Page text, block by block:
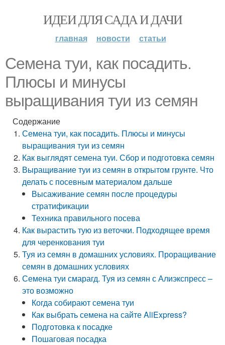
ИДЕИ ДЛЯ САДА И ДАЧИ
главная новости статьи
Семена туи, как посадить.
Плюсы и минусы
выращивания туи из семян
Содержание
Семена туи, как посадить. Плюсы и минусы
выращивания туи из семян
Как выглядят семена туи. Сбор и подготовка семян
Выращивание туи из семян в открытом грунте. Что
делать с посевным материалом дальше
Высаживание семян после процедуры
стратификации
Техника правильного посева
Как вырастить тую из веточки. Подходящее время
для черенкования туи
Туя из семян в домашних условиях. Проращивание
семян в домашних условиях
Семена туи смарагд. Туя из семян с Алиэкспресс –
это возможно
Когда собирают семена туи
Как выбрать семена на сайте AliExpress?
Подготовка к посадке
Пошаговая посадка